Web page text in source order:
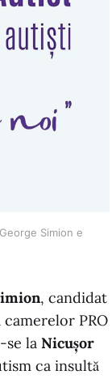
Simion e
, candidat
PRO
se la Nicușor
ca insultă